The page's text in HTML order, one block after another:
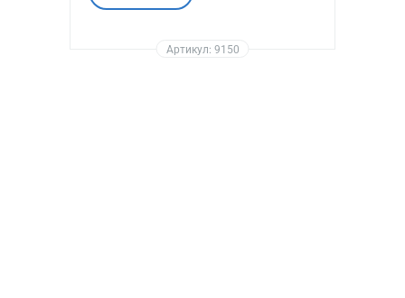
Артикул: 9150